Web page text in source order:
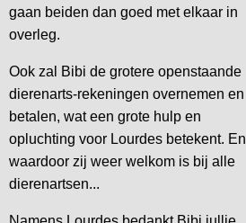
gaan beiden dan goed met elkaar in
overleg.
Ook zal Bibi de grotere openstaande
dierenarts-rekeningen overnemen en
betalen, wat een grote hulp en
opluchting voor Lourdes betekent. En
waardoor zij weer welkom is bij alle
dierenartsen...